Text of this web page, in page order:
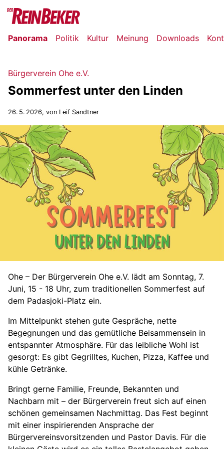
Panorama Politik Kultur Meinung Downloads
Bürgerverein Ohe e.V.
Sommerfest unter den Linden
26. 5. 2026, von Leif Sandtner
Ohe – Der Bürgerverein Ohe e.V. lädt am Sonntag, 7.
Juni, 15 - 18 Uhr, zum traditionellen Sommerfest auf
dem Padasjoki-Platz ein.
Im Mittelpunkt stehen gute Gespräche, nette
Begegnungen und das gemütliche Beisammensein in
entspannter Atmosphäre. Für das leibliche Wohl ist
gesorgt: Es gibt Gegrilltes, Kuchen, Pizza, Kaffee und
kühle Getränke.
Bringt gerne Familie, Freunde, Bekannten und
Nachbarn mit – der Bürgerverein freut sich auf einen
schönen gemeinsamen Nachmittag. Das Fest beginnt
mit einer inspirierenden Ansprache der
Bürgervereinsvorsitzenden und Pastor Davis. Für die